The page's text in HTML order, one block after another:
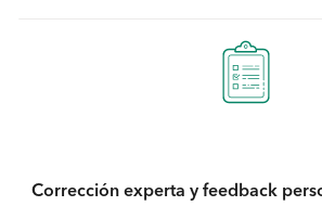
Corrección experta y feedback